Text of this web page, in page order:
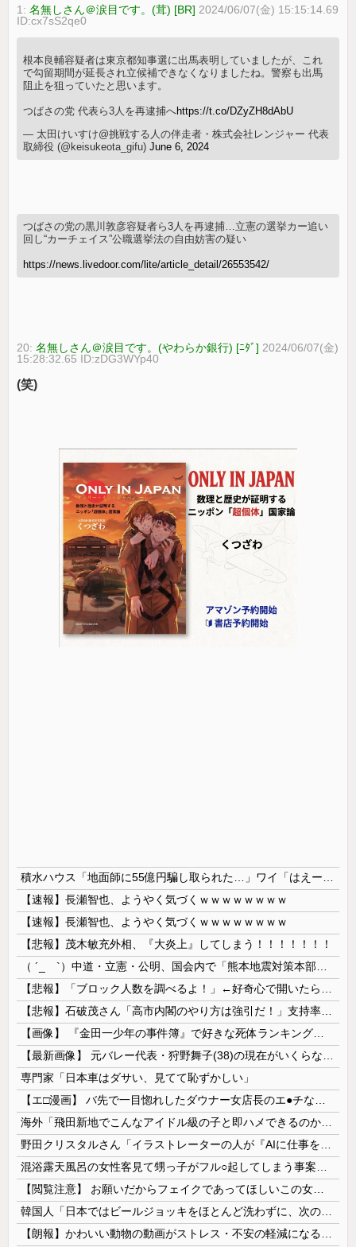
1:名無しさん＠涙目です。(茸) [BR] 2024/06/07(金) 15:15:14.69
ID:cx7sS2qe0
根本良輔容疑者は東京都知事選に出馬表明していましたが、これ
で勾留期間が延長され立候補できなくなりましたね。警察も出馬
阻止を狙っていたと思います。
つばさの党 代表ら3人を再逮捕へhttps://t.co/DZyZH8dAbU
— 太田けいすけ@挑戦する人の伴走者・株式会社レンジャー 代表
取締役 (@keisukeota_gifu)June 6, 2024
つばさの党の黒川敦彦容疑者ら3人を再逮捕…立憲の選挙カー追い
回し“カーチェイス”公職選挙法の自由妨害の疑い
https://news.livedoor.com/lite/article_detail/26553542/
20:名無しさん＠涙目です。(やわらか銀行) [ﾆﾀﾞ] 2024/06/07(金)
15:28:32.65 ID:zDG3WYp40
(笑)
【速報】長瀬智也、ようやく気づくｗｗｗｗｗｗｗｗ
【速報】長瀬智也、ようやく気づくｗｗｗｗｗｗｗｗ
【悲報】茂木敏充外相、『大炎上』してしまう！！！！！！！
専門家「日本車はダサい、見てて恥ずかしい」